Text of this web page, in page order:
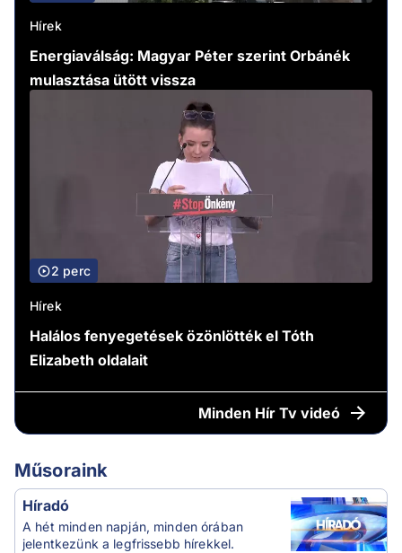
Hírek
Energiaválság: Magyar Péter szerint Orbánék
mulasztása ütött vissza
2 perc
Hírek
Halálos fenyegetések özönlötték el Tóth
Elizabeth oldalait
Minden Hír Tv videó
Műsoraink
Híradó
A hét minden napján, minden órában
jelentkezünk a legfrissebb hírekkel.